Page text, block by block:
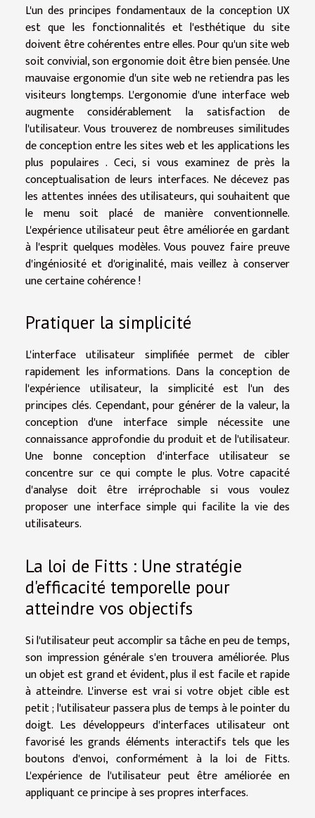
L'un des principes fondamentaux de la conception UX
est que les fonctionnalités et l'esthétique du site
doivent être cohérentes entre elles. Pour qu'un site web
soit convivial, son ergonomie doit être bien pensée. Une
mauvaise ergonomie d'un site web ne retiendra pas les
visiteurs longtemps. L'ergonomie d'une interface web
augmente considérablement la satisfaction de
l'utilisateur. Vous trouverez de nombreuses similitudes
de conception entre les sites web et les applications les
plus populaires . Ceci, si vous examinez de près la
conceptualisation de leurs interfaces. Ne décevez pas
les attentes innées des utilisateurs, qui souhaitent que
le menu soit placé de manière conventionnelle.
L'expérience utilisateur peut être améliorée en gardant
à l'esprit quelques modèles. Vous pouvez faire preuve
d'ingéniosité et d'originalité, mais veillez à conserver
une certaine cohérence !
Pratiquer la simplicité
L'interface utilisateur simplifiée permet de cibler
rapidement les informations. Dans la conception de
l'expérience utilisateur, la simplicité est l'un des
principes clés. Cependant, pour générer de la valeur, la
conception d'une interface simple nécessite une
connaissance approfondie du produit et de l'utilisateur.
Une bonne conception d'interface utilisateur se
concentre sur ce qui compte le plus. Votre capacité
d'analyse doit être irréprochable si vous voulez
proposer une interface simple qui facilite la vie des
utilisateurs.
La loi de Fitts : Une stratégie
d'efficacité temporelle pour
atteindre vos objectifs
Si l'utilisateur peut accomplir sa tâche en peu de temps,
son impression générale s'en trouvera améliorée. Plus
un objet est grand et évident, plus il est facile et rapide
à atteindre. L'inverse est vrai si votre objet cible est
petit ; l'utilisateur passera plus de temps à le pointer du
doigt. Les développeurs d'interfaces utilisateur ont
favorisé les grands éléments interactifs tels que les
boutons d'envoi, conformément à la loi de Fitts.
L'expérience de l'utilisateur peut être améliorée en
appliquant ce principe à ses propres interfaces.